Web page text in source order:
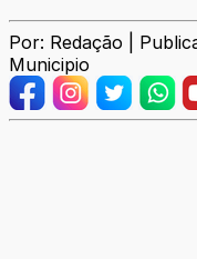
Por: Redação |
Municipio